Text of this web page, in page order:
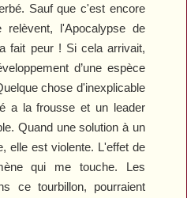
Sauf que c'est encore
l'Apocalypse de
fait peur ! Si cela arrivait,
d’une espèce
chose d'inexplicable
a la frousse et un leader
Quand une solution à un
elle est violente. L'effet de
qui me touche. Les
ce tourbillon, pourraient